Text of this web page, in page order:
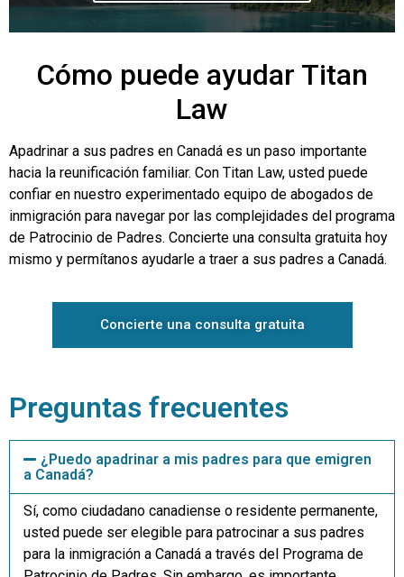
Cómo puede ayudar Titan
Law
Apadrinar a sus padres en Canadá es un paso importante
hacia la reunificación familiar. Con Titan Law, usted puede
confiar en nuestro experimentado equipo de abogados de
inmigración para navegar por las complejidades del programa
de Patrocinio de Padres. Concierte una consulta gratuita hoy
mismo y permítanos ayudarle a traer a sus padres a Canadá.
Concierte una consulta gratuita
Preguntas frecuentes
¿Puedo apadrinar a mis padres para que emigren
a Canadá?
Sí, como ciudadano canadiense o residente permanente,
usted puede ser elegible para patrocinar a sus padres
para la inmigración a Canadá a través del Programa de